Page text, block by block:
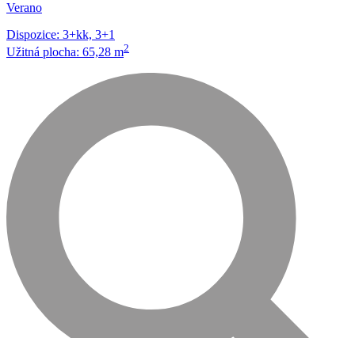
Verano
Dispozice: 3+kk, 3+1
Užitná plocha: 65,28 m2